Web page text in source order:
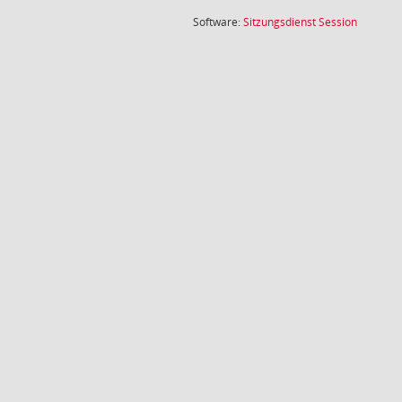
Software:SitzungsdienstSession(Wird in